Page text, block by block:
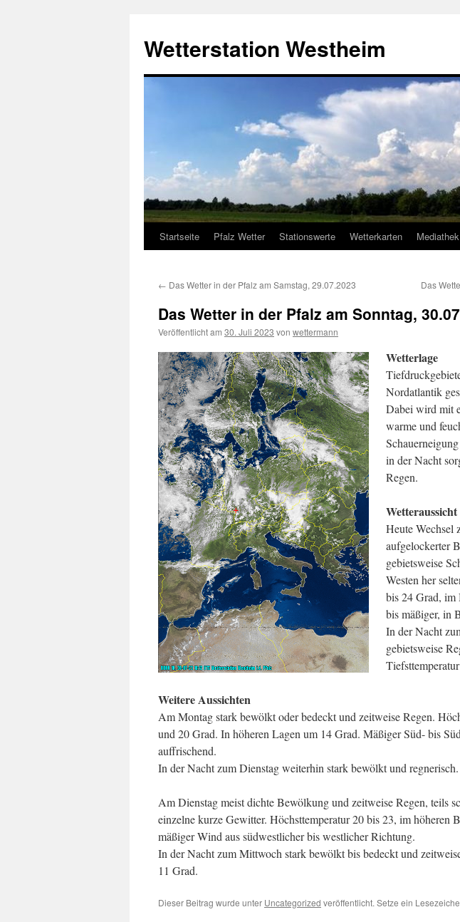
springen
Wetterstation Westheim
Startseite Pfalz Wetter Stationswerte Wetterkarten Mediathek
← Das Wetter in der Pfalz am Samstag, 29.07.2023 Das
Das Wetter in der Pfalz am Sonntag,
Veröffentlicht am 30. Juli 2023 von wettermann
Wetterlage
Nordatlantik
Dabei wird mit
warme und
in der Nacht
Regen.
Wetteraussicht
Heute Wechsel
aufgelockerter
gebietsweise
Westen her
bis 24 Grad, im
bis mäßiger, in
In der Nacht
gebietsweise
Weitere Aussichten
Am Montag stark bewölkt oder bedeckt und zeitweise Regen.
und 20 Grad. In höheren Lagen um 14 Grad. Mäßiger Süd- bis
auffrischend.
In der Nacht zum Dienstag weiterhin stark bewölkt und
Am Dienstag meist dichte Bewölkung und zeitweise Regen, teils
einzelne kurze Gewitter. Höchsttemperatur 20 bis 23, im höheren
mäßiger Wind aus südwestlicher bis westlicher Richtung.
In der Nacht zum Mittwoch stark bewölkt bis bedeckt und
11 Grad.
Dieser Beitrag wurde unter Uncategorized veröffentlicht. Setze ein